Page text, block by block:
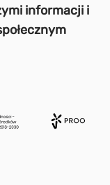
informacji i